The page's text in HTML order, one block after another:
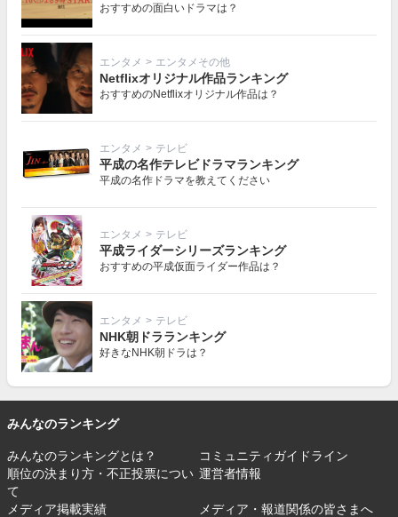
おすすめの面白いドラマは？
エンタメ > エンタメその他
Netflixオリジナル作品ランキング
おすすめのNetflixオリジナル作品は？
エンタメ > テレビ
平成の名作テレビドラマランキング
平成の名作ドラマを教えてください
エンタメ > テレビ
平成ライダーシリーズランキング
おすすめの平成仮面ライダー作品は？
エンタメ > テレビ
NHK朝ドラランキング
好きなNHK朝ドラは？
みんなのランキング
みんなのランキングとは？
コミュニティガイドライン
順位の決まり方・不正投票につい
て
運営者情報
メディア掲載実績 メディア・報道関係の皆さまへ